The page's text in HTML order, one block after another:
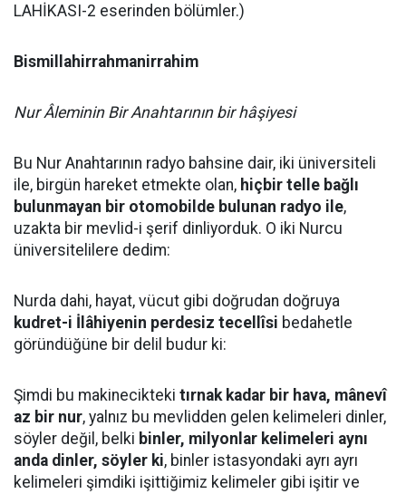
LAHİKASI-2 eserinden bölümler.)
Bismillahirrahmanirrahim
Nur Âleminin Bir Anahtarının bir hâşiyesi
Bu Nur Anahtarının radyo bahsine dair, iki üniversiteli
ile, birgün hareket etmekte olan, hiçbir telle bağlı
bulunmayan bir otomobilde bulunan radyo ile,
uzakta bir mevlid-i şerif dinliyorduk. O iki Nurcu
üniversitelilere dedim:
Nurda dahi, hayat, vücut gibi doğrudan doğruya
kudret-i İlâhiyenin perdesiz tecellîsi bedahetle
göründüğüne bir delil budur ki:
Şimdi bu makinecikteki tırnak kadar bir hava, mânevî
az bir nur, yalnız bu mevlidden gelen kelimeleri dinler,
söyler değil, belki binler, milyonlar kelimeleri aynı
anda dinler, söyler ki, binler istasyondaki ayrı ayrı
kelimeleri şimdiki işittiğimiz kelimeler gibi işitir ve